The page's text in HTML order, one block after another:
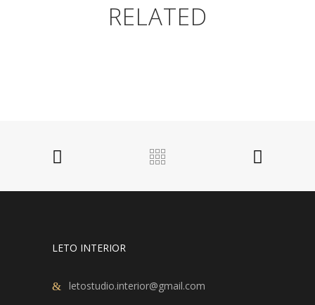
RELATED
LETO INTERIOR
letostudio.interior@gmail.com